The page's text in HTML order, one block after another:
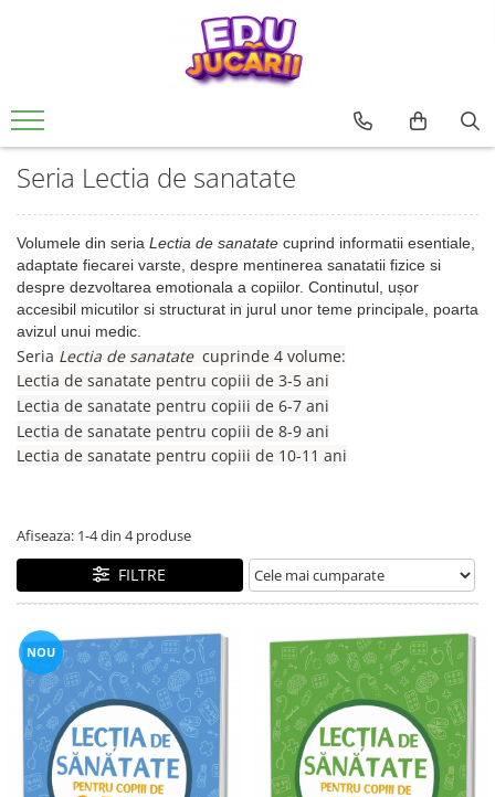
0 - 3 ani
3 - 6 ani
6 - 9 ani
9 - 12 ani
pentru FETE
pentru BAIETI
Jucarii si jocuri educative
Jucarii si activitati Montessori si
Jucarii din lemn
Jucarii educative
Jocuri de indemanare si
dexteritate
Jocuri de memorie, inteligenta si
asociere
Puzzle
Magnetic
lemn
Carton
Jocuri de memorie si inteligenta
Creative
Seturi de constructie
Pictura si desen
Jocuri de pescuit
Muzicale
Jocuri pentru margelit si siteruit
Jucarii antistres
LEGO
CARTI PENTRU COPII
Usborne
Editura Univers Enciclopedic
Colectia Unicornii magici
Colectia Ucenicul vrajitor
Colectia Hotii luminii
Colectia Tafiti – povești educative și
ilustrate pentru copii 5-7 ani
Colectia Cauta si Gaseste
Povesti diverse
Editura ALL
Colectia FANNI. Dezvoltare
emotionala
Colectia Unchiul meu trăsnit, Genç
Editura Litera
Editura Galaxia Copiilor
Pisicile Războinice
Colectia Pia Papadia
Colectia Micul Paianjen Firicel
Atlase Enciclopedii
Marea carte
Papusi si accesorii
Ateliere si bancuri de lucru
Vehicule
Figurine
Set joaca doctor
Motrice si senzoriale
Dentitie
Centre de activitati
Antemergatoare si premergatoare
Cuburi si caramizi
Zornaitoare
Rechizite si papatarie
Rechizite Creative
Seria Lectia de sanatate
Volumele din seria Lectia de sanatate cuprind informatii esentiale,
adaptate fiecarei varste, despre mentinerea sanatatii fizice si
despre dezvoltarea emotionala a copiilor. Continutul, ușor
accesibil micutilor si structurat in jurul unor teme principale, poarta
avizul unui medic.
Seria Lectia de sanatate cuprinde 4 volume:
Lectia de sanatate pentru copiii de 3-5 ani
Lectia de sanatate pentru copiii de 6-7 ani
Lectia de sanatate pentru copiii de 8-9 ani
Lectia de sanatate pentru copiii de 10-11 ani
Afiseaza: 1-4din 4 produse
FILTRE
NOU